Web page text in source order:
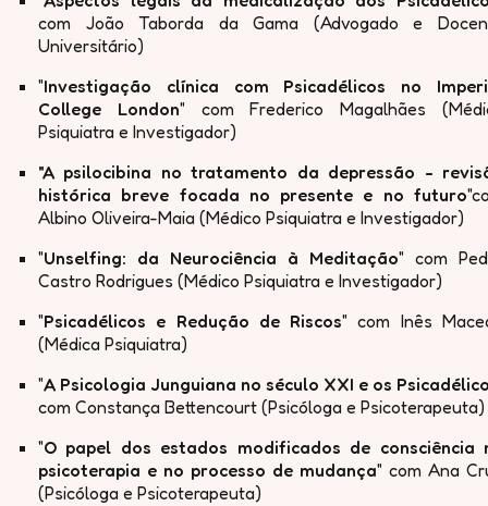
com João Taborda da Gama (Advogado e
Universitário)
"Investigação clínica com Psicadélicos no
College London" com Frederico Magalhães
Psiquiatra e Investigador)
"A psilocibina no tratamento da depressão -
histórica breve focada no presente e no futuro
Albino Oliveira-Maia (Médico Psiquiatra e Investigador)
"Unselfing: da Neurociência à Meditação" com
Castro Rodrigues (Médico Psiquiatra e Investigador)
"Psicadélicos e Redução de Riscos" com Inês
(Médica Psiquiatra)
"A Psicologia Junguiana no século XXI e os
com Constança Bettencourt (Psicóloga e Psicoterapeuta)
"O papel dos estados modificados de consciência
psicoterapia e no processo de mudança" com Ana
(Psicóloga e Psicoterapeuta)